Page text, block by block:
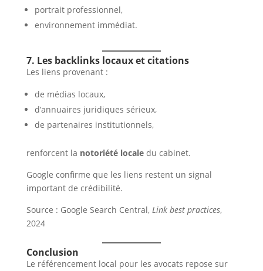
portrait professionnel,
environnement immédiat.
7. Les backlinks locaux et citations
Les liens provenant :
de médias locaux,
d’annuaires juridiques sérieux,
de partenaires institutionnels,
renforcent la notoriété localedu cabinet.
Google confirme que les liens restent un signal
important de crédibilité.
Source : Google Search Central, Link best practices,
2024
Conclusion
Le référencement local pour les avocats repose sur